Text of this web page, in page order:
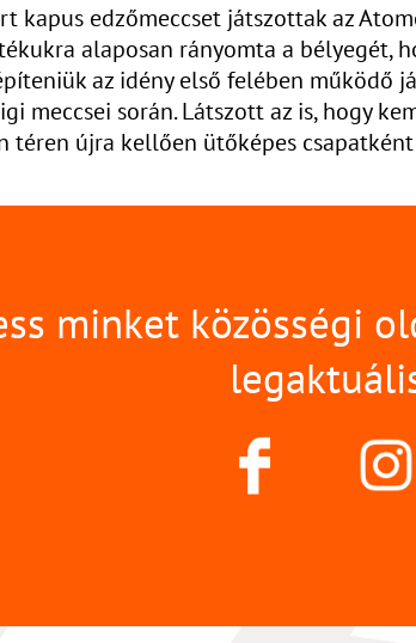
kapus edzőmeccset játszottak az
alaposan rányomta a bélyegét,
az idény első felében
meccsei során. Látszott az is, hogy
téren újra kellően ütőképes
minket közösségi